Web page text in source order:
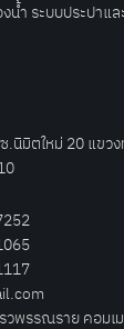
น้ำ ระบบประปาแล
นิมิตใหม่ 20 แขว
วพรรณราย คอมเ